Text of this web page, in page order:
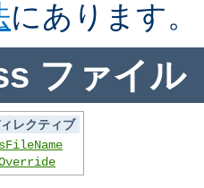
にあります。
ファイル
レクティブ